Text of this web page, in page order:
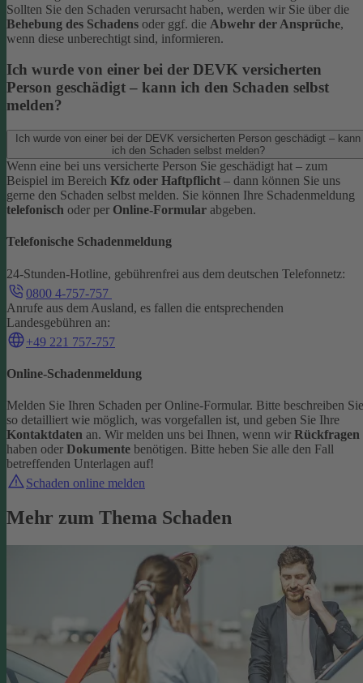
Sollten Sie den Schaden verursacht haben, werden wir Sie über die
Behebung des Schadens oder ggf. die Abwehr der Ansprüche,
wenn diese unberechtigt sind, informieren.
Ich wurde von einer bei der DEVK versicherten
Person geschädigt – kann ich den Schaden selbst
melden?
Ich wurde von einer bei der DEVK versicherten Person geschädigt – kann
ich den Schaden selbst melden?
Wenn eine bei uns versicherte Person Sie geschädigt hat – zum
Beispiel im Bereich Kfz oder Haftpflicht – dann können Sie uns
gerne den Schaden selbst melden. Sie können Ihre Schadenmeldung
telefonisch oder per Online-Formular abgeben.
Telefonische Schadenmeldung
24-Stunden-Hotline, gebührenfrei aus dem deutschen Telefonnetz:
0800 4-757-757
Anrufe aus dem Ausland, es fallen die entsprechenden
Landesgebühren an:
+49 221 757-757
Online-Schadenmeldung
Melden Sie Ihren Schaden per Online-Formular. Bitte beschreiben Sie
so detailliert wie möglich, was vorgefallen ist, und geben Sie Ihre
Kontaktdaten an. Wir melden uns bei Ihnen, wenn wir Rückfragen
haben oder Dokumente benötigen. Bitte heben Sie alle den Fall
betreffenden Unterlagen auf!
Schaden online melden
Mehr zum Thema Schaden